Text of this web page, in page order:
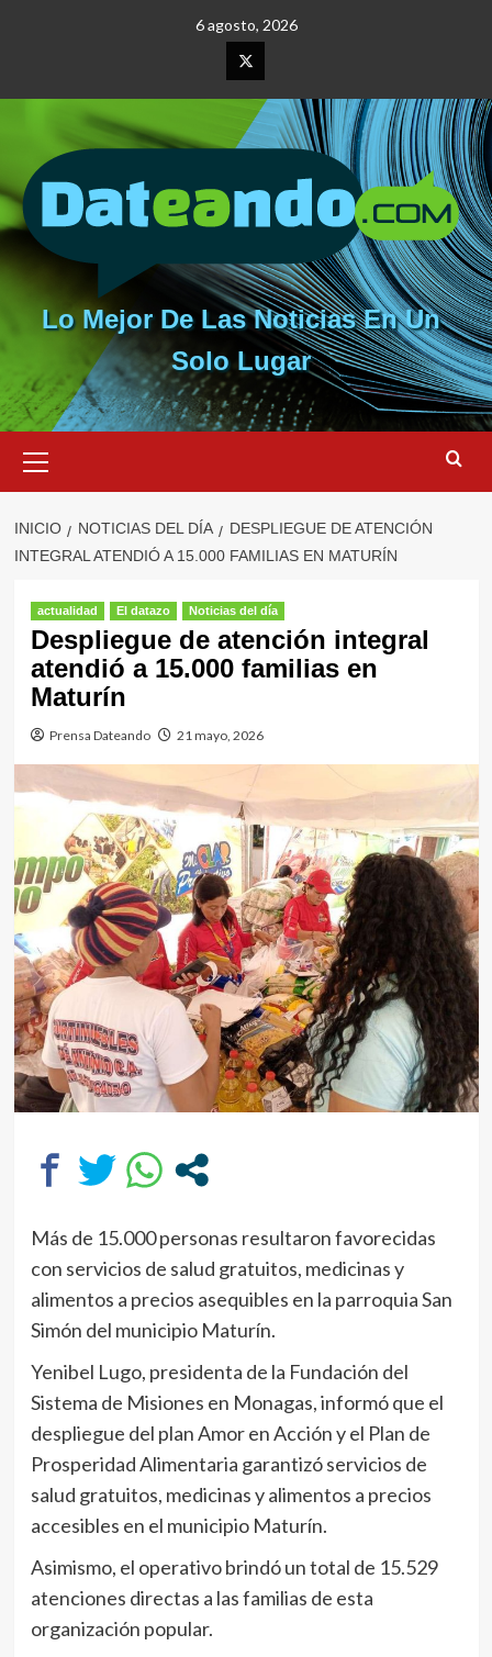
6 agosto, 2026
Elemento
del
menú
Lo Mejor De Las Noticias En Un
Solo Lugar
primario
INICIO NOTICIAS DEL DÍA
DESPLIEGUE DE ATENCIÓN
INTEGRAL ATENDIÓ A 15.000 FAMILIAS EN MATURÍN
actualidad El datazo Noticias del día
Despliegue de atención integral
atendió a 15.000 familias en
Maturín
Prensa Dateando 21 mayo, 2026
Más de 15.000 personas resultaron favorecidas
con servicios de salud gratuitos, medicinas y
alimentos a precios asequibles en la parroquia San
Simón del municipio Maturín.
Yenibel Lugo, presidenta de la Fundación del
Sistema de Misiones en Monagas, informó que el
despliegue del plan Amor en Acción y el Plan de
Prosperidad Alimentaria garantizó servicios de
salud gratuitos, medicinas y alimentos a precios
accesibles en el municipio Maturín.
Asimismo, el operativo brindó un total de 15.529
atenciones directas a las familias de esta
organización popular.